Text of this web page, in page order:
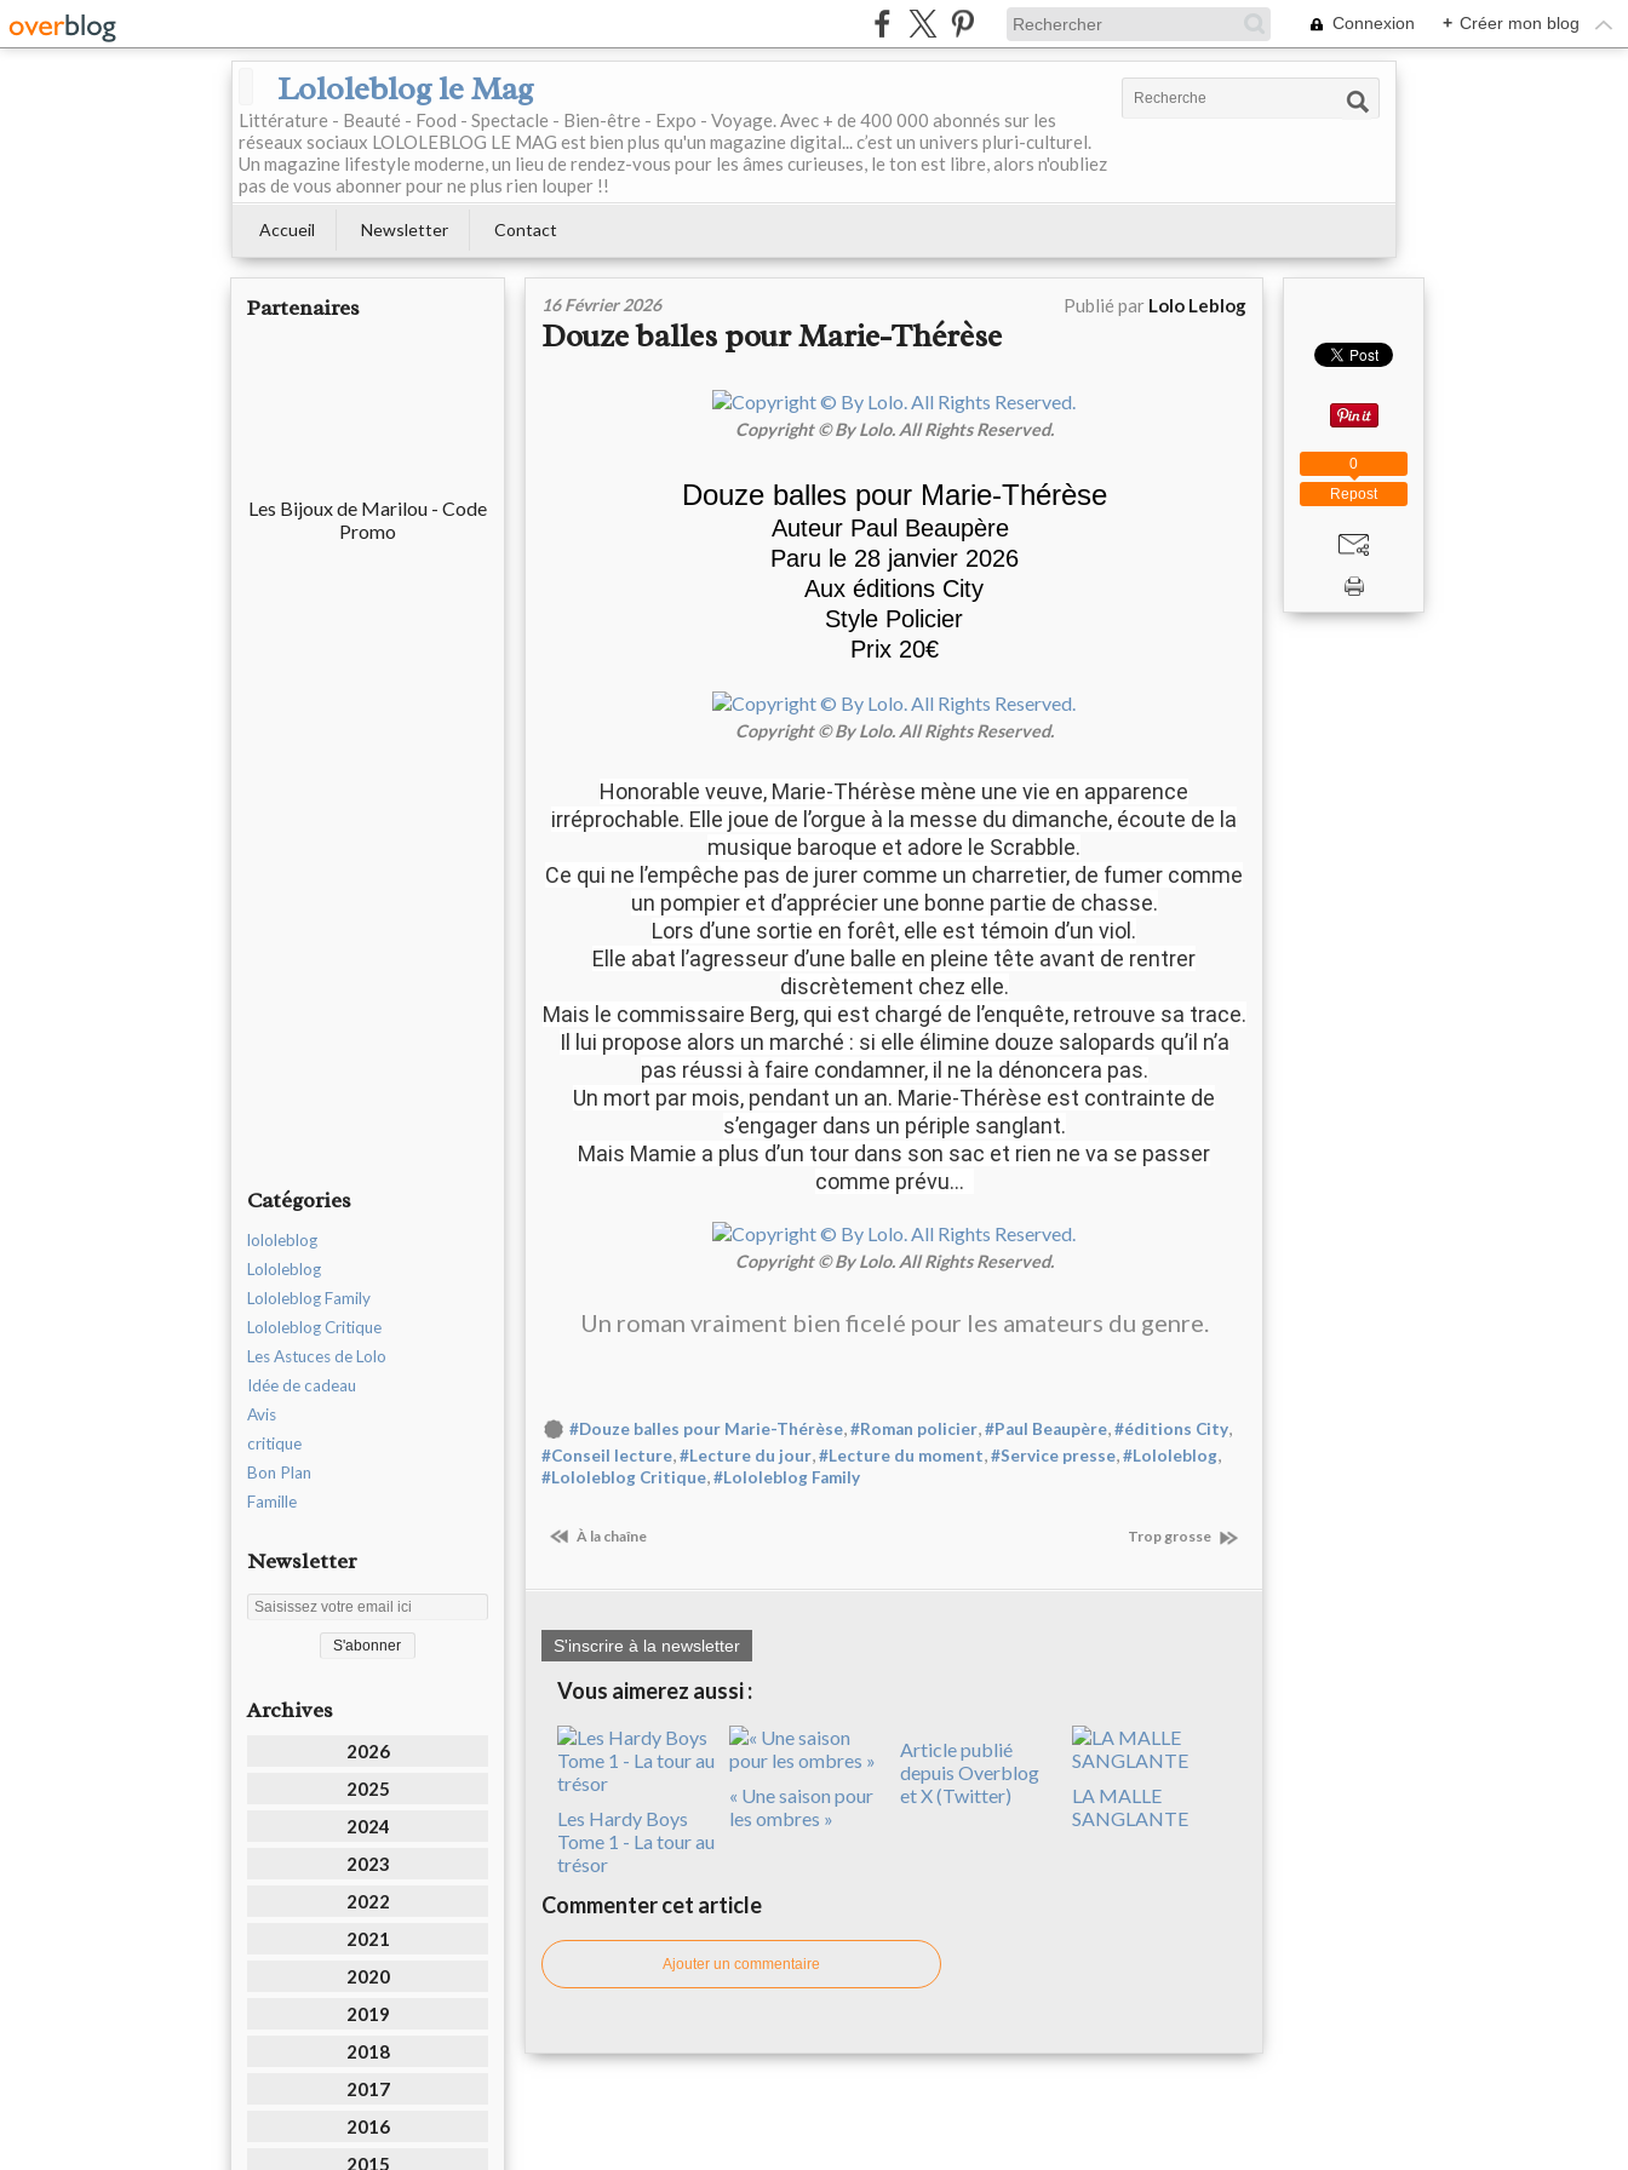
Connexion + Créer mon blog
Lololeblog le Mag
Littérature - Beauté - Food - Spectacle - Bien-être - Expo - Voyage. Avec + de 400 000 abonnés sur les
réseaux sociaux LOLOLEBLOG LE MAG est bien plus qu'un magazine digital... c’est un univers pluri-culturel.
Un magazine lifestyle moderne, un lieu de rendez-vous pour les âmes curieuses, le ton est libre, alors n'oubliez
pas de vous abonner pour ne plus rien louper !!
Accueil Newsletter Contact
Partenaires
Les Bijoux de Marilou - Code
Promo
Catégories
lololeblog
Lololeblog
Lololeblog Family
Lololeblog Critique
Les Astuces de Lolo
Idée de cadeau
Avis
critique
Bon Plan
Famille
Newsletter
Archives
2026
2025
2024
2023
2022
2021
2020
2019
2018
2017
2016
2015
16 Février 2026 Publié par Lolo Leblog
Douze balles pour Marie-Thérèse
Copyright © By Lolo. All Rights Reserved.
Douze balles pour Marie-Thérèse
Auteur Paul Beaupère
Paru le 28 janvier 2026
Aux éditions City
Style Policier
Prix 20€
Copyright © By Lolo. All Rights Reserved.
Honorable veuve, Marie-Thérèse mène une vie en apparence
irréprochable. Elle joue de l’orgue à la messe du dimanche, écoute de la
musique baroque et adore le Scrabble.
Ce qui ne l’empêche pas de jurer comme un charretier, de fumer comme
un pompier et d’apprécier une bonne partie de chasse.
Lors d’une sortie en forêt, elle est témoin d’un viol.
Elle abat l’agresseur d’une balle en pleine tête avant de rentrer
discrètement chez elle.
Mais le commissaire Berg, qui est chargé de l’enquête, retrouve sa trace.
Il lui propose alors un marché : si elle élimine douze salopards qu’il n’a
pas réussi à faire condamner, il ne la dénoncera pas.
Un mort par mois, pendant un an. Marie-Thérèse est contrainte de
s’engager dans un périple sanglant.
Mais Mamie a plus d’un tour dans son sac et rien ne va se passer
comme prévu…
Copyright © By Lolo. All Rights Reserved.
Un roman vraiment bien ficelé pour les amateurs du genre.
#Douze balles pour Marie-Thérèse,#Roman policier,#Paul Beaupère,#éditions City,
#Conseil lecture #Lecture du jour #Lecture du moment #Service presse #Lololeblog
#Lololeblog Critique #Lololeblog Family
À la chaîne Trop grosse
S'inscrire à la newsletter
Vous aimerez aussi :
Les Hardy Boys
Tome 1 - La tour au
trésor
« Une saison pour
les ombres »
Article publié
depuis Overblog
et X (Twitter)
LA MALLE
SANGLANTE
Commenter cet article
Ajouter un commentaire
Repost
0